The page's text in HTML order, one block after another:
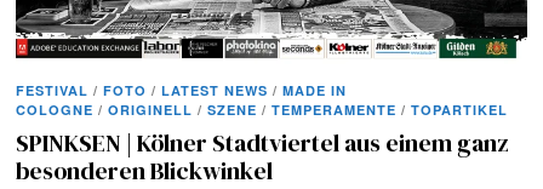
FESTIVAL / FOTO / LATEST NEWS / MADE IN
COLOGNE / ORIGINELL / SZENE / TEMPERAMENTE / TOPARTIKEL
SPINKSEN | Kölner Stadtviertel aus einem ganz
besonderen Blickwinkel